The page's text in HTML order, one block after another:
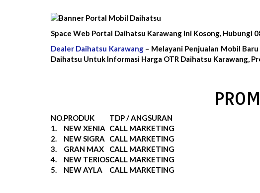
Space Web Portal Daihatsu Karawang Ini Kosong, Hubungi
Dealer Daihatsu Karawang– Melayani Penjualan Mobil
Daihatsu Untuk Informasi Harga OTR Daihatsu Karawang,
NO.PRODUK
TDP / ANGSURAN
1.
NEW XENIA CALL MARKETING
2.
NEW SIGRA
CALL MARKETING
3.
GRAN MAX
CALL MARKETING
4.
NEW TERIOSCALL MARKETING
5.
NEW AYLA CALL MARKETING